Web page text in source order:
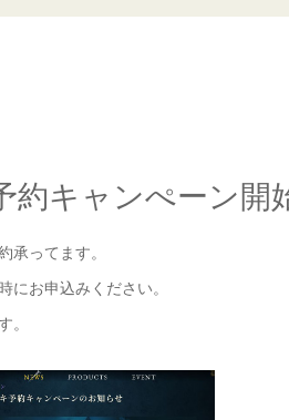
約キャンぺーン開
承ってます。
にお申込みください。
。